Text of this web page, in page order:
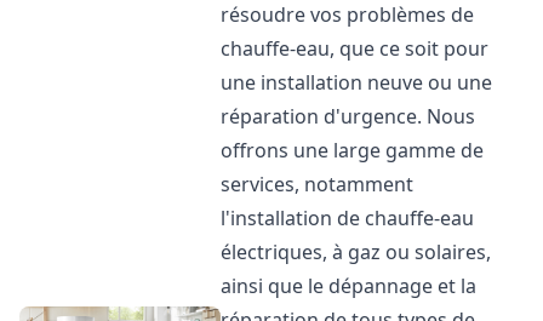
résoudre vos problèmes de
chauffe-eau, que ce soit pour
une installation neuve ou une
réparation d'urgence. Nous
offrons une large gamme de
services, notamment
l'installation de chauffe-eau
électriques, à gaz ou solaires,
ainsi que le dépannage et la